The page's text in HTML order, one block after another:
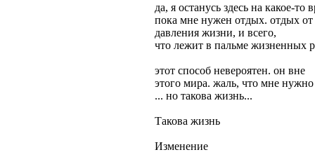
да, я останусь здесь на какое-то
пока мне нужен отдых. отдых от
давления жизни, и всего,
что лежит в пальме жизненных
этот способ невероятен. он вне
этого мира. жаль, что мне нужно
... но такова жизнь...
Такова жизнь
Изменение